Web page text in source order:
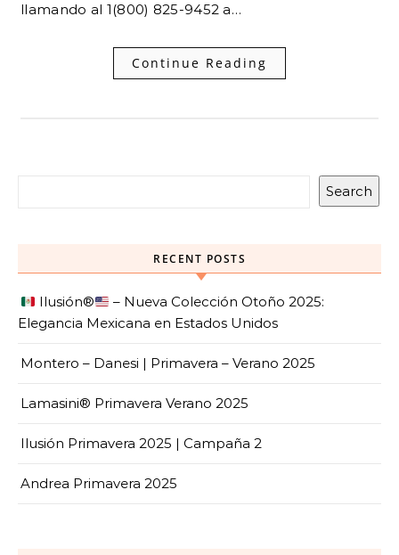
llamando al 1(800) 825-9452 a…
Continue Reading
Search
RECENT POSTS
Ilusión®️
– Nueva Colección Otoño 2025:
Elegancia Mexicana en Estados Unidos
Montero – Danesi | Primavera – Verano 2025
Lamasini® Primavera Verano 2025
Ilusión Primavera 2025 | Campaña 2
Andrea Primavera 2025